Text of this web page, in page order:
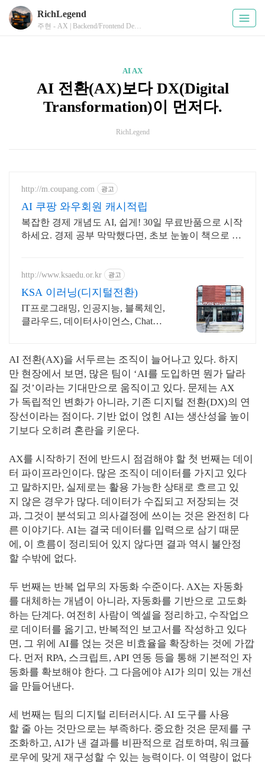
RichLegend
주현 - AX | Backend/Frontend Developer
AI AX
AI 전환(AX)보다 DX(Digital
Transformation)이 먼저다.
RichLegend
http://m.coupang.com 광고
AI 쿠팡 와우회원 캐시적립
복잡한 경제 개념도 AI, 쉽게! 30일 무료반품으로 시작
하세요. 경제 공부 막막했다면, 초보 눈높이 책으로 현
http://www.ksaedu.or.kr 광고
KSA 이러닝(디지털전환)
IT프로그래밍, 인공지능, 블록체인,
클라우드, 데이터사이언스, Chat
AI 전환(AX)을 서두르는 조직이 늘어나고 있다. 하지
만 현장에서 보면, 많은 팀이 ‘AI를 도입하면 뭔가 달라
질 것’이라는 기대만으로 움직이고 있다. 문제는 AX
가 독립적인 변화가 아니라, 기존 디지털 전환(DX)의 연
장선이라는 점이다. 기반 없이 얹힌 AI는 생산성을 높이
기보다 오히려 혼란을 키운다.
AX를 시작하기 전에 반드시 점검해야 할 첫 번째는 데이
터 파이프라인이다. 많은 조직이 데이터를 가지고 있다
고 말하지만, 실제로는 활용 가능한 상태로 흐르고 있
지 않은 경우가 많다. 데이터가 수집되고 저장되는 것
과, 그것이 분석되고 의사결정에 쓰이는 것은 완전히 다
른 이야기다. AI는 결국 데이터를 입력으로 삼기 때문
에, 이 흐름이 정리되어 있지 않다면 결과 역시 불안정
할 수밖에 없다.
두 번째는 반복 업무의 자동화 수준이다. AX는 자동화
를 대체하는 개념이 아니라, 자동화를 기반으로 고도화
하는 단계다. 여전히 사람이 엑셀을 정리하고, 수작업으
로 데이터를 옮기고, 반복적인 보고서를 작성하고 있다
면, 그 위에 AI를 얹는 것은 비효율을 확장하는 것에 가깝
다. 먼저 RPA, 스크립트, API 연동 등을 통해 기본적인 자
동화를 확보해야 한다. 그 다음에야 AI가 의미 있는 개선
을 만들어낸다.
세 번째는 팀의 디지털 리터러시다. AI 도구를 사용
할 줄 아는 것만으로는 부족하다. 중요한 것은 문제를 구
조화하고, AI가 낸 결과를 비판적으로 검토하며, 워크플
로우에 맞게 재구성할 수 있는 능력이다. 이 역량이 없다